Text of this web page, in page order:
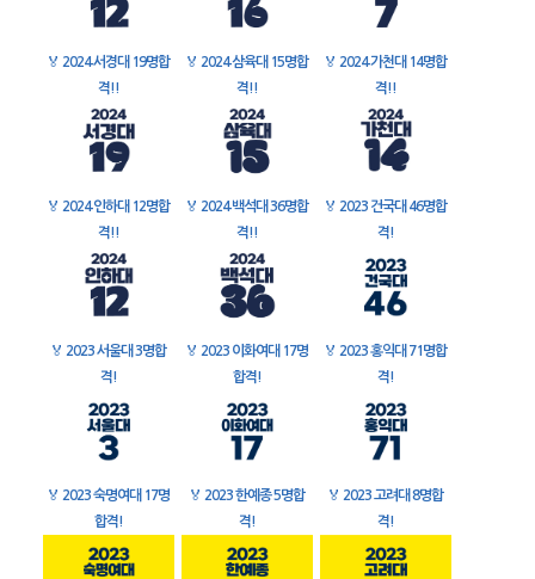
🏅 2024 서경대 19명합
격!!
🏅 2024 삼육대 15명합
격!!
🏅 2024 가천대 14명합
격!!
🏅 2024 인하대 12명합
격!!
🏅 2024 백석대 36명합
격!!
🏅 2023 건국대 46명합
격!
🏅 2023 서울대 3명합
격!
🏅 2023 이화여대 17명
합격!
🏅 2023 홍익대 71명합
격!
🏅 2023 숙명여대 17명
합격!
🏅 2023 한예종 5명합
격!
🏅 2023 고려대 8명합
격!